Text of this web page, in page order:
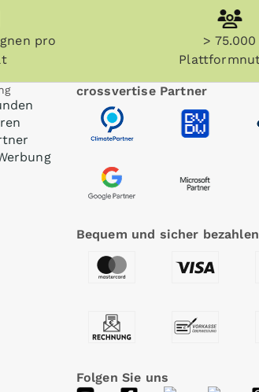
pro
> 75.000
crossvertise Partner
Bequem und sicher bezahlen
Folgen Sie uns